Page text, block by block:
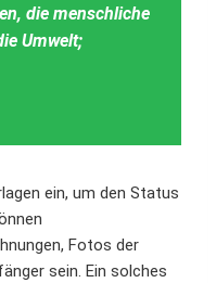
die menschliche
Umwelt;
ein, um den Status
Fotos der
sein. Ein solches